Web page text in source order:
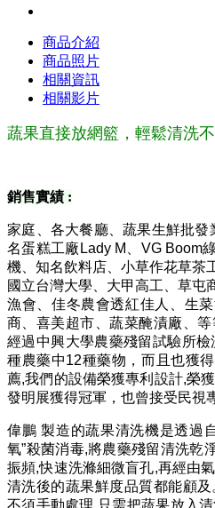
商品介紹
商品照片
相關資訊
相關影片
蔬果直接放網籃，輕鬆清洗不
銷售實績 :
家庭、各大餐廳、蔬果生鮮批
名蛋糕工廠Lady M、VG Boom
機、知名飲料店、小草作花草茶
國立台灣大學、大甲高工、草屯
漁會、佳冬農會透紅佳人、生
商、喜美超市、蔬菜醃漬廠、
經過中興大學農藥殘留試驗所
種農藥中12種藥物，而且也獲
薦,我們的設備榮獲專利設計,榮
發明展獲得冠軍 ，也曾接受民視
偉鵬 製造的蔬果清洗機是透過
氧”殺菌消毒,將農藥殘留清洗乾
振頻,快速洗滌細微盲孔,再經由
清洗後的蔬果鮮度品質都能顧
不須手動處理,只需把蔬果放入